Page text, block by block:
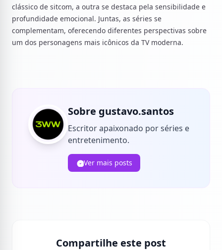
clássico de sitcom, a outra se destaca pela sensibilidade e
profundidade emocional. Juntas, as séries se
complementam, oferecendo diferentes perspectivas sobre
um dos personagens mais icônicos da TV moderna.
Sobre gustavo.santos
Escritor apaixonado por séries e
entretenimento.
Ver mais posts
Compartilhe este post